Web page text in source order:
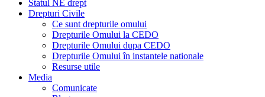
Statul NE drept
Drepturi Civile
Ce sunt drepturile omului
Drepturile Omului la CEDO
Drepturile Omului dupa CEDO
Drepturile Omului în instantele nationale
Resurse utile
Media
Comunicate